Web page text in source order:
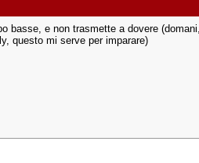
basse, e non trasmette a dovere
questo mi serve per imparare)